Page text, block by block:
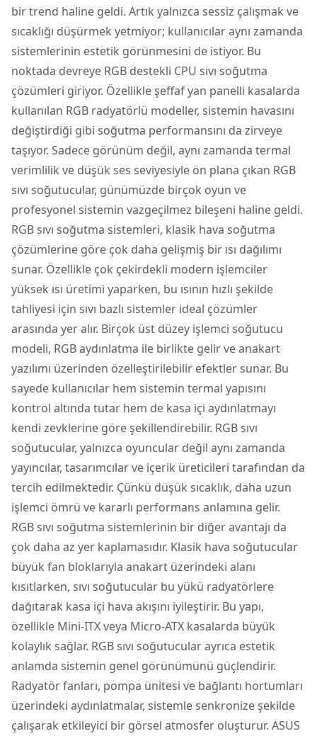
bir trend haline geldi. Artık yalnızca sessiz çalışmak ve
sıcaklığı düşürmek yetmiyor; kullanıcılar aynı zamanda
sistemlerinin estetik görünmesini de istiyor. Bu
noktada devreye RGB destekli CPU sıvı soğutma
çözümleri giriyor. Özellikle şeffaf yan panelli kasalarda
kullanılan RGB radyatörlü modeller, sistemin havasını
değiştirdiği gibi soğutma performansını da zirveye
taşıyor. Sadece görünüm değil, aynı zamanda termal
verimlilik ve düşük ses seviyesiyle ön plana çıkan RGB
sıvı soğutucular, günümüzde birçok oyun ve
profesyonel sistemin vazgeçilmez bileşeni haline geldi.
RGB sıvı soğutma sistemleri, klasik hava soğutma
çözümlerine göre çok daha gelişmiş bir ısı dağılımı
sunar. Özellikle çok çekirdekli modern işlemciler
yüksek ısı üretimi yaparken, bu ısının hızlı şekilde
tahliyesi için sıvı bazlı sistemler ideal çözümler
arasında yer alır. Birçok üst düzey işlemci soğutucu
modeli, RGB aydınlatma ile birlikte gelir ve anakart
yazılımı üzerinden özelleştirilebilir efektler sunar. Bu
sayede kullanıcılar hem sistemin termal yapısını
kontrol altında tutar hem de kasa içi aydınlatmayı
kendi zevklerine göre şekillendirebilir. RGB sıvı
soğutucular, yalnızca oyuncular değil aynı zamanda
yayıncılar, tasarımcılar ve içerik üreticileri tarafından da
tercih edilmektedir. Çünkü düşük sıcaklık, daha uzun
işlemci ömrü ve kararlı performans anlamına gelir.
RGB sıvı soğutma sistemlerinin bir diğer avantajı da
çok daha az yer kaplamasıdır. Klasik hava soğutucular
büyük fan bloklarıyla anakart üzerindeki alanı
kısıtlarken, sıvı soğutucular bu yükü radyatörlere
dağıtarak kasa içi hava akışını iyileştirir. Bu yapı,
özellikle Mini-ITX veya Micro-ATX kasalarda büyük
kolaylık sağlar. RGB sıvı soğutucular ayrıca estetik
anlamda sistemin genel görünümünü güçlendirir.
Radyatör fanları, pompa ünitesi ve bağlantı hortumları
üzerindeki aydınlatmalar, sistemle senkronize şekilde
çalışarak etkileyici bir görsel atmosfer oluşturur. ASUS